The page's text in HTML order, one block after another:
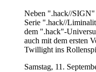
Neben ".hack//
Serie ".hack//
dem ".hack"-
auch mit dem ersten
Twillight ins
Samstag, 11.